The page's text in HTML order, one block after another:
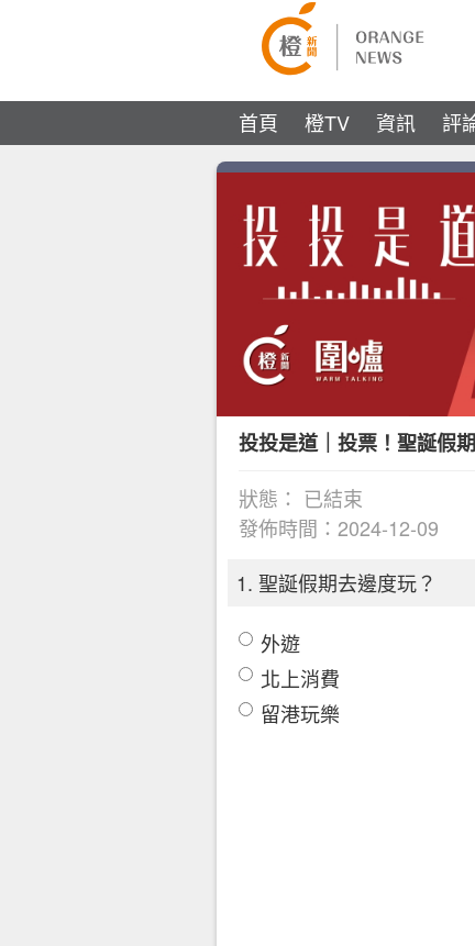
首頁 橙TV 資訊 評
投投是道｜投票！聖誕假
狀態： 已結束
發佈時間：2024-12-09
1. 聖誕假期去邊度玩？
外遊
北上消費
留港玩樂